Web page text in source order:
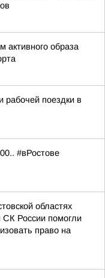
активного образа
рабочей поездки в
#вРостове
областях
СК России помогли
право на